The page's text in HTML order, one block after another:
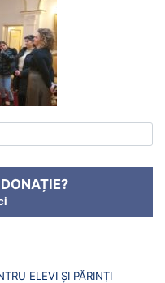
ELEVI ȘI PĂRINȚI